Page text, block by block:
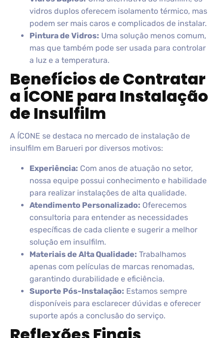
vidros duplos oferecem isolamento térmico, mas
podem ser mais caros e complicados de instalar.
Pintura de Vidros: Uma solução menos comum,
mas que também pode ser usada para controlar
a luz e a temperatura.
Benefícios de Contratar
a ÍCONE para Instalação
de Insulfilm
A ÍCONE se destaca no mercado de instalação de
insulfilm em Barueri por diversos motivos:
Experiência: Com anos de atuação no setor,
nossa equipe possui conhecimento e habilidade
para realizar instalações de alta qualidade.
Atendimento Personalizado: Oferecemos
consultoria para entender as necessidades
específicas de cada cliente e sugerir a melhor
solução em insulfilm.
Materiais de Alta Qualidade: Trabalhamos
apenas com películas de marcas renomadas,
garantindo durabilidade e eficiência.
Suporte Pós-Instalação: Estamos sempre
disponíveis para esclarecer dúvidas e oferecer
suporte após a conclusão do serviço.